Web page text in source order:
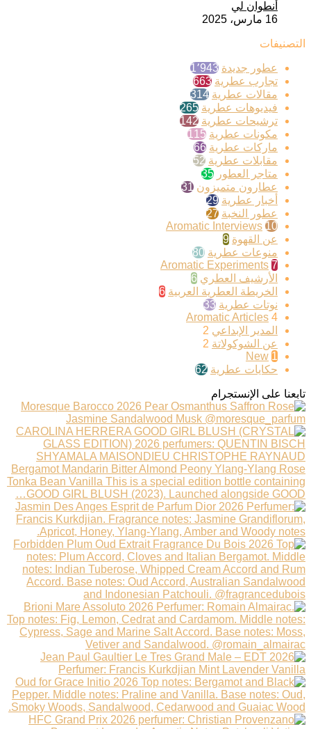
أنطوان لي
16 مارس، 2025
التصنيفات
عطور جديدة 1٬943
تجارب عطرية 663
مقالات عطرية 314
فيديوهات عطرية 265
ترشيحات عطرية 142
مكونات عطرية 115
ماركات عطرية 66
مقابلات عطرية 52
متاجر العطور 35
عطارون متميزون 31
أخبار عطرية 29
عطور النخبة 27
Aromatic Interviews 10
عن القهوة 9
منوعات عطرية 80
Aromatic Experiments 7
الأرشيف العطري 6
الخريطة العطرية العربية 6
نوتات عطرية 33
Aromatic Articles 4
المدير الإبداعي 2
عن الشوكولاتة 2
New 1
حكايات عطرية 62
تابعنا على الإنستجرام